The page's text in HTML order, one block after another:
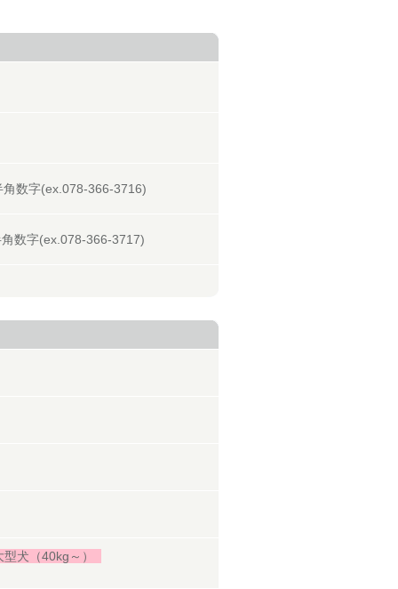
数字(ex.078-366-3716)
数字(ex.078-366-3717)
型犬（40kg～）